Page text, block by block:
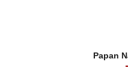
Papan